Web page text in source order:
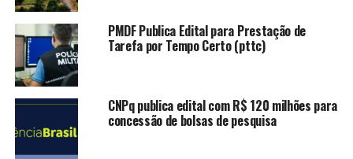
Neste edital, estão disponíveis 16 unidades no
Sucupiras, com metragens mínimas de 420 m² e valores
iniciais de R$ 317 mil. A entrada mínima é de R$ 15,8
mil, com possibilidade de parcelamento do saldo em até
PMDF Publica Edital para Prestação de
Tarefa por Tempo Certo (pttc)
CNPq publica edital com R$ 120 milhões para
concessão de bolsas de pesquisa